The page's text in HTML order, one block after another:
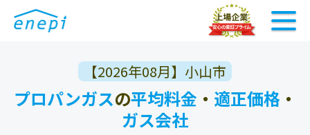
【2026年08月】小山市
プロパンガスの平均料金 ・ 適正価格 ・
ガス会社